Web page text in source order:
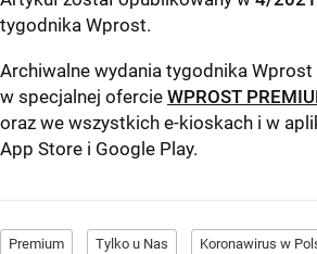
tygodnika Wprost.
Archiwalne wydania tygodnika
w specjalnej ofercie WPROST
oraz we wszystkich e-kioskach i w
App Store i Google Play.
Premium Tylko u Nas Koronawirus w